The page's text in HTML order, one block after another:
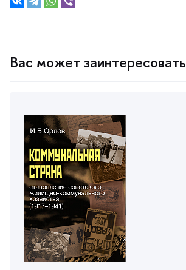
ас может заинтересовать